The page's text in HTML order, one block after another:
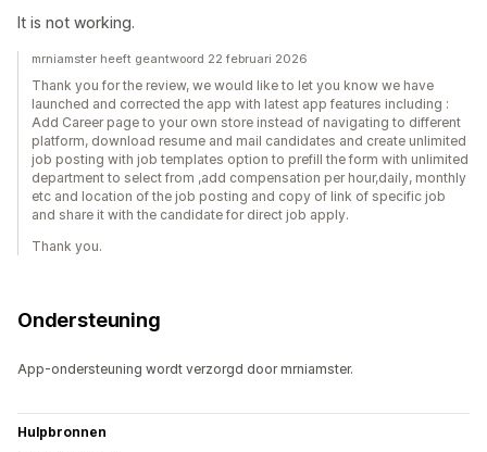
It is not working.
mrniamster heeft geantwoord 22 februari 2026
Thank you for the review, we would like to let you know we have
launched and corrected the app with latest app features including :
Add Career page to your own store instead of navigating to different
platform, download resume and mail candidates and create unlimited
job posting with job templates option to prefill the form with unlimited
department to select from ,add compensation per hour,daily, monthly
etc and location of the job posting and copy of link of specific job
and share it with the candidate for direct job apply.
Thank you.
Ondersteuning
App-ondersteuning wordt verzorgd door mrniamster.
Hulpbronnen